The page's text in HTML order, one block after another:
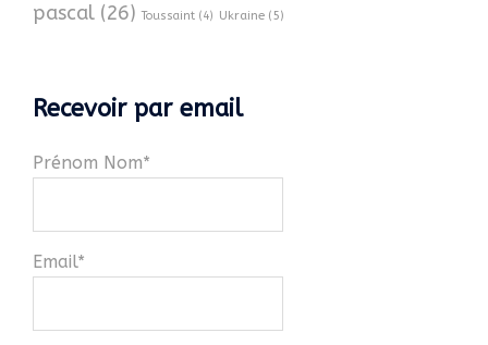
pascal (26) Toussaint (4) Ukraine (5)
Recevoir par email
Prénom Nom*
Email*